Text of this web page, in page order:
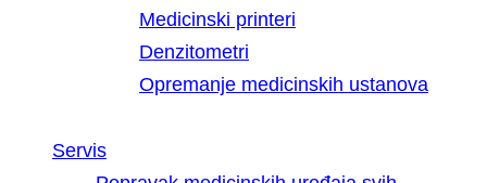
Medicinski printeri
Denzitometri
Opremanje medicinskih ustanova
Servis